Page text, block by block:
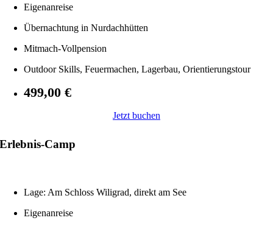
Eigenanreise
Übernachtung in Nurdachhütten
Mitmach-Vollpension
Outdoor Skills, Feuermachen, Lagerbau, Orientierungstour
499,00 €
Jetzt buchen
Erlebnis-Camp
Lage: Am Schloss Wiligrad, direkt am See
Eigenanreise